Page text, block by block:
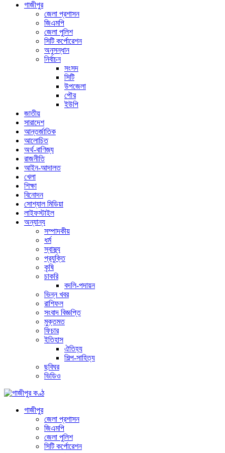
গাজীপুর
জেলা প্রশাসন
জিএমপি
জেলা পুলিশ
সিটি কর্পোরেশন
অনুসন্ধান
নির্বাচন
সংসদ
সিটি
উপজেলা
পৌর
ইউপি
জাতীয়
সারাদেশ
আন্তর্জাতিক
আলোচিত
অর্থ-বাণিজ্য
রাজনীতি
আইন-আদালত
খেলা
শিক্ষা
বিনোদন
সোশ্যাল মিডিয়া
লাইফস্টাইল
অন্যান্য
সম্পাদকীয়
ধর্ম
স্বাস্থ্য
প্রযুক্তি
কৃষি
চাকরি
বদলি-পদায়ন
ভিন্ন খবর
রাশিফল
সংবাদ বিজ্ঞপ্তি
মুক্তমত
ফিচার
ইতিহাস
ঐতিহ্য
শিল্প-সাহিত্য
ছবিঘর
ভিডিও
গাজীপুর
জেলা প্রশাসন
জিএমপি
জেলা পুলিশ
সিটি কর্পোরেশন